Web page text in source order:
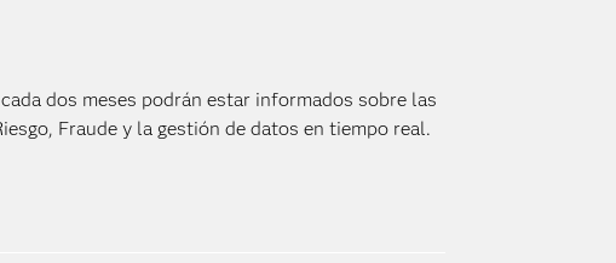
dos meses podrán estar informados sobre las
Fraude y la gestión de datos en tiempo real.